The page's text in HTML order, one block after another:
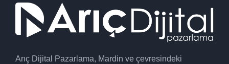
Arıç Dijital Pazarlama, Mardin ve çevresindeki